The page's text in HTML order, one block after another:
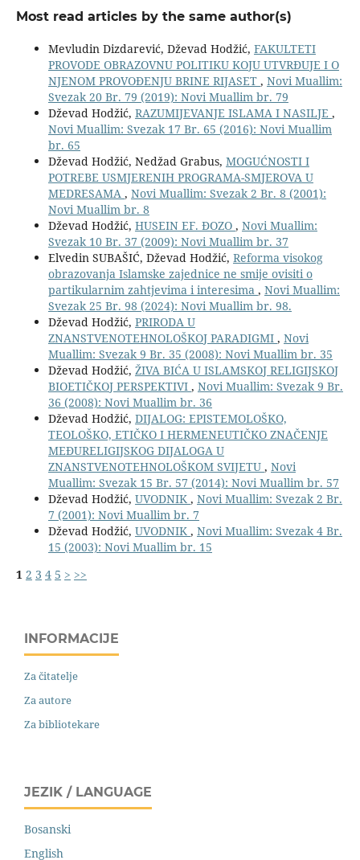
Most read articles by the same author(s)
Mevludin Dizdarević, Dževad Hodžić, FAKULTETI
PROVODE OBRAZOVNU POLITIKU KOJU UTVRĐUJE I O
NJENOM PROVOĐENJU BRINE RIJASET , Novi Muallim:
Svezak 20 Br. 79 (2019): Novi Muallim br. 79
Dževad Hodžić, RAZUMIJEVANJE ISLAMA I NASILJE ,
Novi Muallim: Svezak 17 Br. 65 (2016): Novi Muallim
br. 65
Dževad Hodžić, Nedžad Grabus, MOGUĆNOSTI I
POTREBE USMJERENIH PROGRAMA-SMJEROVA U
MEDRESAMA , Novi Muallim: Svezak 2 Br. 8 (2001):
Novi Muallim br. 8
Dževad Hodžić, HUSEIN EF. ĐOZO , Novi Muallim:
Svezak 10 Br. 37 (2009): Novi Muallim br. 37
Elvedin SUBAŠIĆ, Dževad Hodžić, Reforma visokog
obrazovanja Islamske zajednice ne smije ovisiti o
partikularnim zahtjevima i interesima , Novi Muallim:
Svezak 25 Br. 98 (2024): Novi Muallim br. 98.
Dževad Hodžić, PRIRODA U
ZNANSTVENOTEHNOLOŠKOJ PARADIGMI , Novi
Muallim: Svezak 9 Br. 35 (2008): Novi Muallim br. 35
Dževad Hodžić, ŽIVA BIĆA U ISLAMSKOJ RELIGIJSKOJ
BIOETIČKOJ PERSPEKTIVI , Novi Muallim: Svezak 9 Br.
36 (2008): Novi Muallim br. 36
Dževad Hodžić, DIJALOG: EPISTEMOLOŠKO,
TEOLOŠKO, ETIČKO I HERMENEUTIČKO ZNAČENJE
MEĐURELIGIJSKOG DIJALOGA U
ZNANSTVENOTEHNOLOŠKOM SVIJETU , Novi
Muallim: Svezak 15 Br. 57 (2014): Novi Muallim br. 57
Dževad Hodžić, UVODNIK , Novi Muallim: Svezak 2 Br.
7 (2001): Novi Muallim br. 7
Dževad Hodžić, UVODNIK , Novi Muallim: Svezak 4 Br.
15 (2003): Novi Muallim br. 15
1 2 3 4 5 > >>
INFORMACIJE
Za čitatelje
Za autore
Za bibliotekare
JEZIK / LANGUAGE
Bosanski
English